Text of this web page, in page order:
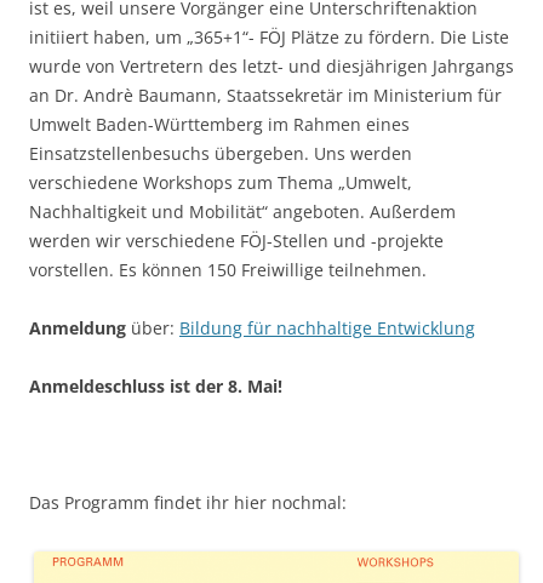
ist es, weil unsere Vorgänger eine Unterschriftenaktion
initiiert haben, um „365+1“- FÖJ Plätze zu fördern. Die Liste
wurde von Vertretern des letzt- und diesjährigen Jahrgangs
an Dr. Andrè Baumann, Staatssekretär im Ministerium für
Umwelt Baden-Württemberg im Rahmen eines
Einsatzstellenbesuchs übergeben. Uns werden
verschiedene Workshops zum Thema „Umwelt,
Nachhaltigkeit und Mobilität“ angeboten. Außerdem
werden wir verschiedene FÖJ-Stellen und -projekte
vorstellen. Es können 150 Freiwillige teilnehmen.
Anmeldung über: Bildung für nachhaltige Entwicklung
Anmeldeschluss ist der 8. Mai!
Das Programm findet ihr hier nochmal: